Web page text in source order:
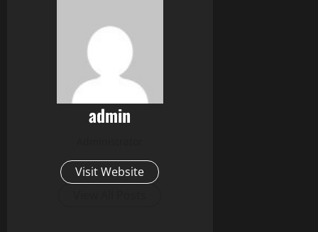
admin
Visit Website